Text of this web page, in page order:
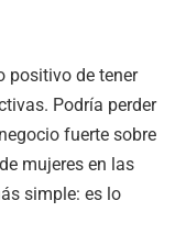
positivo de tener
Podría perder
fuerte sobre
mujeres en las
simple: es lo